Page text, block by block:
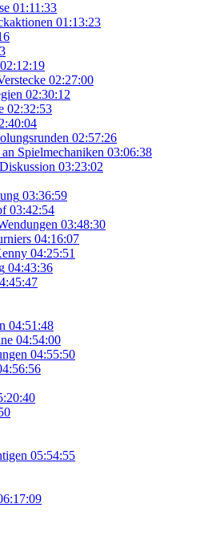
01:11:33
01:13:23
02:12:19
02:27:00
02:30:12
02:32:53
02:57:26
Spielmechaniken 03:06:38
03:23:02
03:36:59
03:42:54
03:48:30
04:16:07
04:25:51
04:43:36
04:51:48
04:54:00
04:55:50
05:54:55